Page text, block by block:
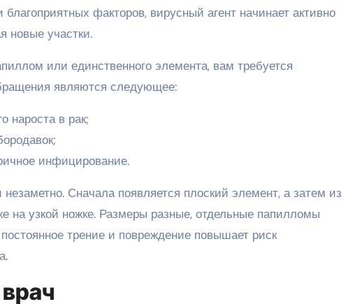
факторов, вирусный агент начинает активно
новые участки.
или единственного элемента, вам требуется
являются следующее:
нароста в рак;
инфицирование.
Сначала появляется плоский элемент, а затем из
на узкой ножке. Размеры разные, отдельные папилломы
трение и повреждение повышает риск